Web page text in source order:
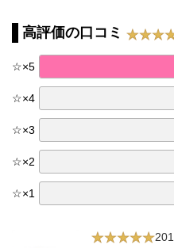
高評価の口コミ
☆×5
☆×4
☆×3
☆×2
☆×1